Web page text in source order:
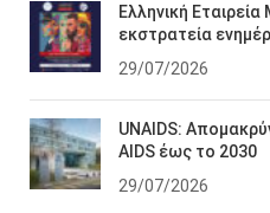
Ελληνική
εκστρατεία
29/07/2026
UNAIDS:
AIDS έως το 2030
29/07/2026